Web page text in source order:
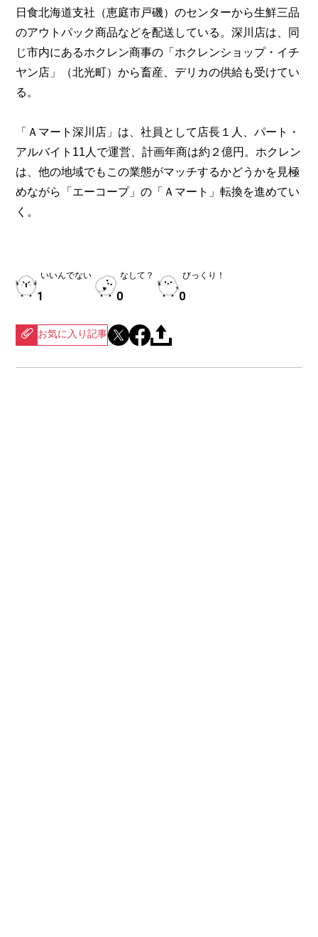
日食北海道支社（恵庭市戸磯）のセンターから生鮮三品
のアウトパック商品などを配送している。深川店は、同
じ市内にあるホクレン商事の「ホクレンショップ・イチ
ヤン店」（北光町）から畜産、デリカの供給も受けてい
る。
「Ａマート深川店」は、社員として店長１人、パート・
アルバイト11人で運営、計画年商は約２億円。ホクレン
は、他の地域でもこの業態がマッチするかどうかを見極
めながら「エーコープ」の「Ａマート」転換を進めてい
く。
いいんでない
1
なして？
0
びっくり！
0
お気に入り記事